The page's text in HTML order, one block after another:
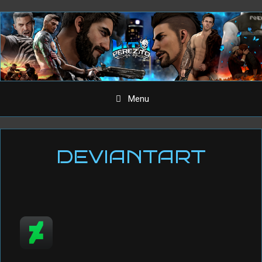
Aller
au
contenu
Menu
DEVIANTART